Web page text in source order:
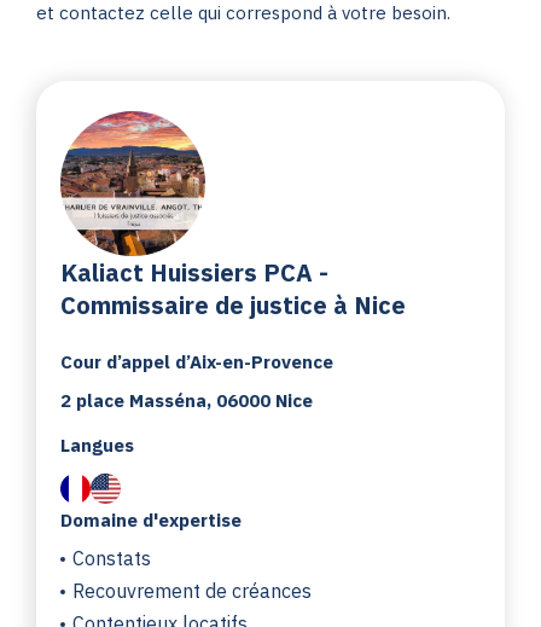
et contactez celle qui correspond à votre besoin.
Kaliact Huissiers PCA -
Commissaire de justice à Nice
Cour d’appel d’Aix-en-Provence
2 place Masséna, 06000 Nice
Domaine d'expertise
Constats
Recouvrement de créances
Langues